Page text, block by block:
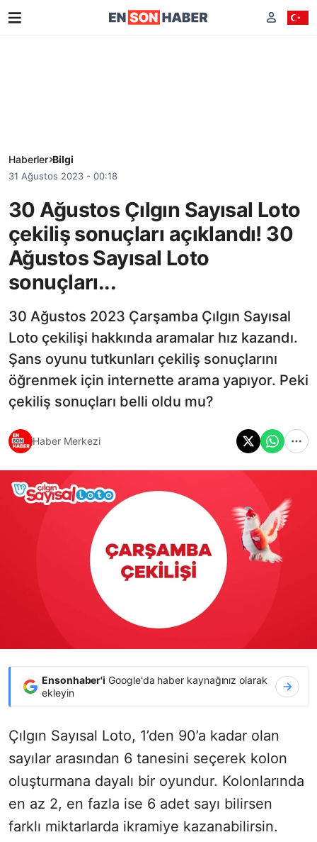
Haberler Bilgi
31 Ağustos 2023 - 00:18
30 Ağustos Çılgın Sayısal Loto
çekiliş sonuçları açıklandı! 30
Ağustos Sayısal Loto
sonuçları...
30 Ağustos 2023 Çarşamba Çılgın Sayısal
Loto çekilişi hakkında aramalar hız kazandı.
Şans oyunu tutkunları çekiliş sonuçlarını
öğrenmek için internette arama yapıyor. Peki
çekiliş sonuçları belli oldu mu?
Haber Merkezi
Ensonhaber'i Google'da haber kaynağınız olarak
ekleyin
Çılgın Sayısal Loto, 1’den 90’a kadar olan
sayılar arasından 6 tanesini seçerek kolon
oluşturmana dayalı bir oyundur. Kolonlarında
en az 2, en fazla ise 6 adet sayı bilirsen
farklı miktarlarda ikramiye kazanabilirsin.